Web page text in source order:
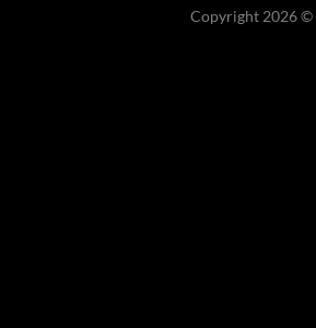
Copyright 2026 ©